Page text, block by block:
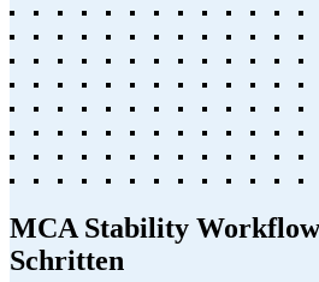
MCA Stability
Schritten